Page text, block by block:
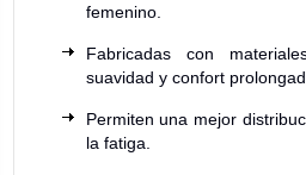
femenino.
Fabricadas con
suavidad y confort
Permiten una mejor
la fatiga.